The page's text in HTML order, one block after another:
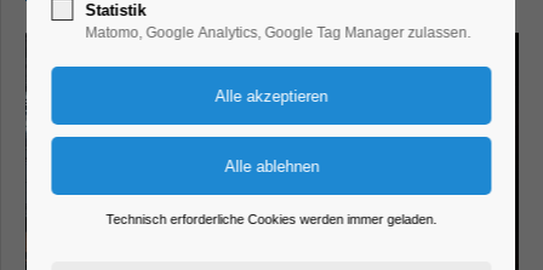
Statistik
Matomo, Google Analytics, Google Tag Manager zulassen.
Technisch erforderliche Cookies werden immer geladen.